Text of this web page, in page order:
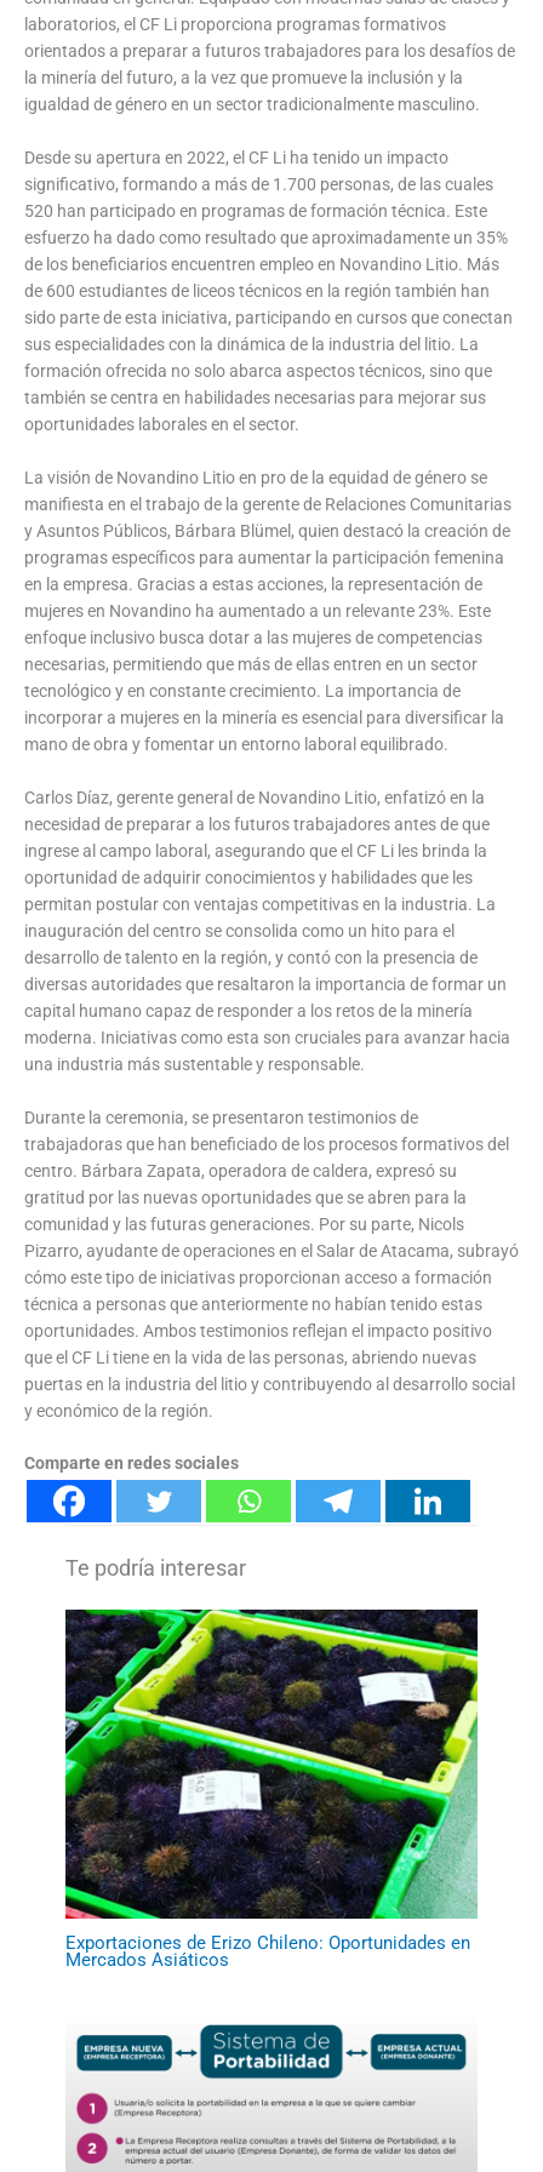
laboratorios, el CF Li proporciona programas formativos
orientados a preparar a futuros trabajadores para los desafíos de
la minería del futuro, a la vez que promueve la inclusión y la
igualdad de género en un sector tradicionalmente masculino.
Desde su apertura en 2022, el CF Li ha tenido un impacto
significativo, formando a más de 1.700 personas, de las cuales
520 han participado en programas de formación técnica. Este
esfuerzo ha dado como resultado que aproximadamente un 35%
de los beneficiarios encuentren empleo en Novandino Litio. Más
de 600 estudiantes de liceos técnicos en la región también han
sido parte de esta iniciativa, participando en cursos que conectan
sus especialidades con la dinámica de la industria del litio. La
formación ofrecida no solo abarca aspectos técnicos, sino que
también se centra en habilidades necesarias para mejorar sus
oportunidades laborales en el sector.
La visión de Novandino Litio en pro de la equidad de género se
manifiesta en el trabajo de la gerente de Relaciones Comunitarias
y Asuntos Públicos, Bárbara Blümel, quien destacó la creación de
programas específicos para aumentar la participación femenina
en la empresa. Gracias a estas acciones, la representación de
mujeres en Novandino ha aumentado a un relevante 23%. Este
enfoque inclusivo busca dotar a las mujeres de competencias
necesarias, permitiendo que más de ellas entren en un sector
tecnológico y en constante crecimiento. La importancia de
incorporar a mujeres en la minería es esencial para diversificar la
mano de obra y fomentar un entorno laboral equilibrado.
Carlos Díaz, gerente general de Novandino Litio, enfatizó en la
necesidad de preparar a los futuros trabajadores antes de que
ingrese al campo laboral, asegurando que el CF Li les brinda la
oportunidad de adquirir conocimientos y habilidades que les
permitan postular con ventajas competitivas en la industria. La
inauguración del centro se consolida como un hito para el
desarrollo de talento en la región, y contó con la presencia de
diversas autoridades que resaltaron la importancia de formar un
capital humano capaz de responder a los retos de la minería
moderna. Iniciativas como esta son cruciales para avanzar hacia
una industria más sustentable y responsable.
Durante la ceremonia, se presentaron testimonios de
trabajadoras que han beneficiado de los procesos formativos del
centro. Bárbara Zapata, operadora de caldera, expresó su
gratitud por las nuevas oportunidades que se abren para la
comunidad y las futuras generaciones. Por su parte, Nicols
Pizarro, ayudante de operaciones en el Salar de Atacama, subrayó
cómo este tipo de iniciativas proporcionan acceso a formación
técnica a personas que anteriormente no habían tenido estas
oportunidades. Ambos testimonios reflejan el impacto positivo
que el CF Li tiene en la vida de las personas, abriendo nuevas
puertas en la industria del litio y contribuyendo al desarrollo social
y económico de la región.
Comparte en redes sociales
Exportaciones de Erizo Chileno: Oportunidades en
Mercados Asiáticos